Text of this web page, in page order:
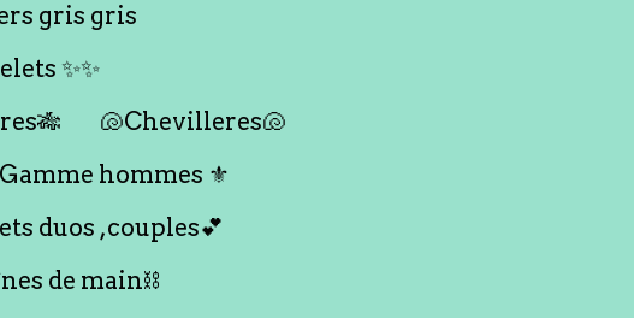
gris gris
✨✨
🐚Chevilleres🐚
hommes ⚜️
duos ,couples💕
de main⛓️